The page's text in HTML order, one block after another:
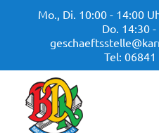
Mo., Di. 10:00 - 14:00
Do. 14:30
Tel: